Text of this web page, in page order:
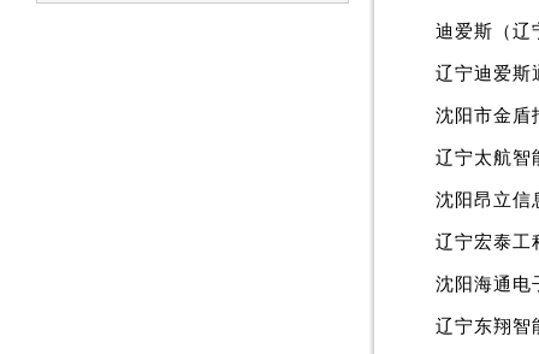
迪爱斯（辽
辽宁迪爱斯
沈阳市金盾
辽宁太航智
沈阳昂立信
辽宁宏泰工
沈阳海通电
辽宁东翔智